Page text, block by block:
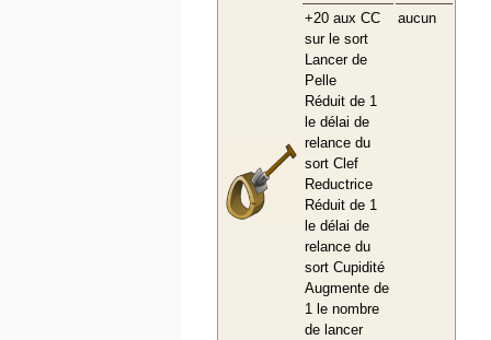
+20 aux CC
sur le sort
Lancer de
Pelle
Réduit de 1
le délai de
relance du
sort Clef
Reductrice
Réduit de 1
le délai de
relance du
sort Cupidité
Augmente de
1 le nombre
de lancer
aucun